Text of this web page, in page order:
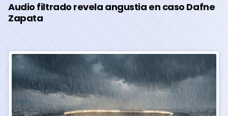
Audio filtrado revela angustia en caso Dafne
Zapata